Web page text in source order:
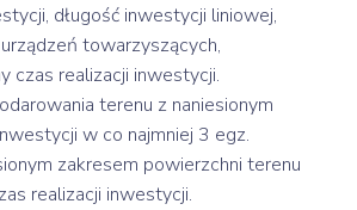
długość inwestycji liniowej,
towarzyszących,
czas realizacji inwestycji.
terenu z naniesionym
w co najmniej 3 egz.
zakresem powierzchni terenu
realizacji inwestycji.